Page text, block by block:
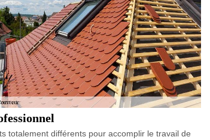
totalement différents pour accomplir le travail de